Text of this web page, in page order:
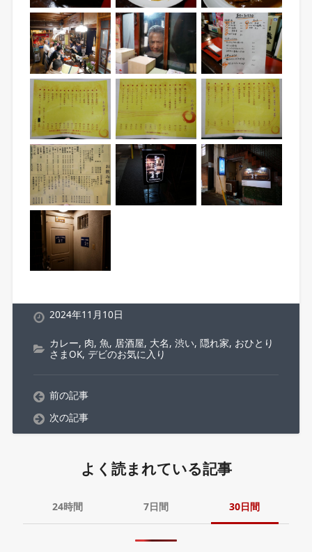
2024年11月10日
カレー, 肉, 魚, 居酒屋, 大名, 渋い, 隠れ家, おひとり
さまOK, デビのお気に入り
前の記事
次の記事
よく読まれている記事
24時間 7日間 30日間